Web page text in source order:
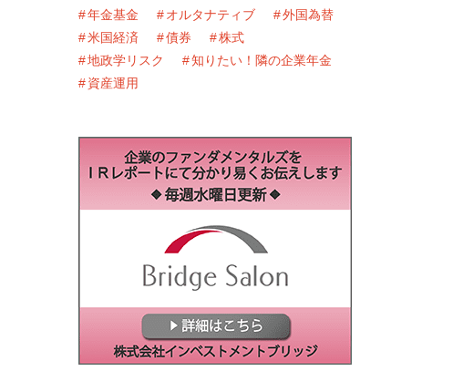
年金基金
オルタナティブ
外国為替
米国経済
債券
株式
地政学リスク
知りたい！隣の企業年金
資産運用